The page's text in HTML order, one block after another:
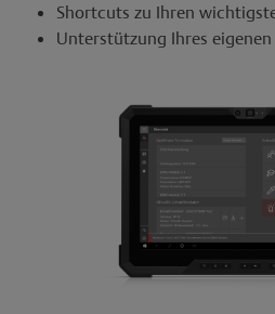
Shortcuts zu Ihren
Unterstützung Ihres